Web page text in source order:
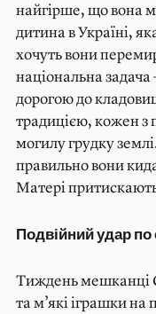
найгірше, що вона
дитина в Україні,
хочуть вони
національна
дорогою до
традицією, кожен з
могилу грудку
правильно вони
Матері
Подвійний удар
Тиждень мешканці
та м’які іграшки на